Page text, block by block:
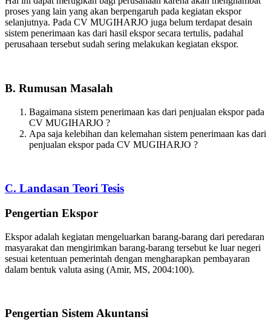
proses yang lain yang akan berpengaruh pada kegiatan ekspor
selanjutnya. Pada CV MUGIHARJO juga belum terdapat desain
sistem penerimaan kas dari hasil ekspor secara tertulis, padahal
perusahaan tersebut sudah sering melakukan kegiatan ekspor.
B. Rumusan Masalah
Bagaimana sistem penerimaan kas dari penjualan ekspor pada
CV MUGIHARJO ?
Apa saja kelebihan dan kelemahan sistem penerimaan kas dari
penjualan ekspor pada CV MUGIHARJO ?
C. Landasan Teori Tesis
Pengertian Ekspor
Ekspor adalah kegiatan mengeluarkan barang-barang dari peredaran
masyarakat dan mengirimkan barang-barang tersebut ke luar negeri
sesuai ketentuan pemerintah dengan mengharapkan pembayaran
dalam bentuk valuta asing (Amir, MS, 2004:100).
Pengertian Sistem Akuntansi